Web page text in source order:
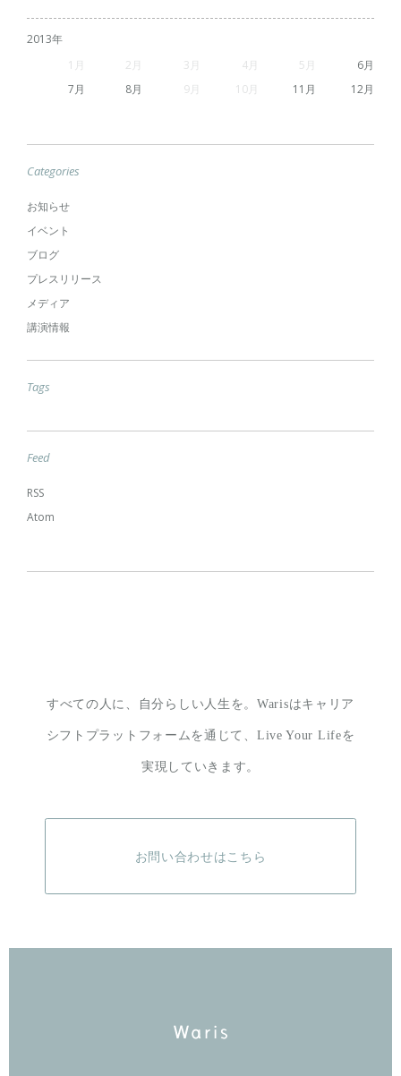
2013
1
2 3 4 5
6
7
8 9 10 11 12
Categories
お知らせ
イベント
ブログ
プレスリリース
メディア
講演情報
Tags
Feed
RSS
Atom
すべての人に、自分らしい人生を。Warisはキャリア
シフトプラットフォームを通じて、 Live Your Lifeを
実現していきます。
お問い合わせはこちら